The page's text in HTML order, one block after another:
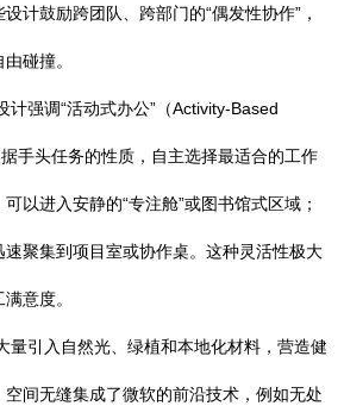
计鼓励跨团队、跨部门的“偶发性协作”，
碰撞。
计强调“活动式办公”（Activity-Based
手头任务的性质，自主选择最适合的工作
以进入安静的“专注舱”或图书馆式区域；
聚集到项目室或协作桌。这种灵活性极大
意度。
量引入自然光、绿植和本地化材料，营造健
间无缝集成了微软的前沿技术，例如无处